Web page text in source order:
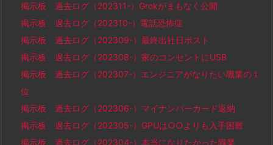
掲示板 過去ログ（202311-）Grokがまもなく公開
掲示板 過去ログ（202310-）電話恐怖症
掲示板 過去ログ（202309-）最終出社日ポスト
掲示板 過去ログ（202308-）家のコンセントにUSB
掲示板 過去ログ（202307-）エンジニアがなりたい職業の１
位
掲示板 過去ログ（202306-）マイナンバーカード返納
掲示板 過去ログ（202305-）GPUは○○よりも入手困難
掲示板 過去ログ（202304-）本当になりたかった職業